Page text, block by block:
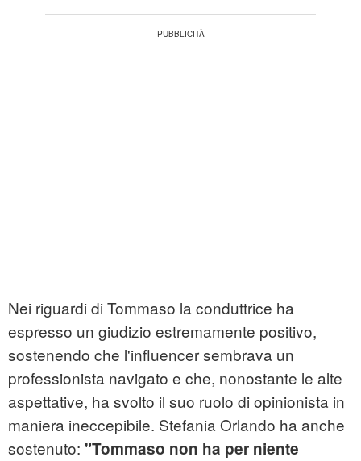
Nei riguardi di Tommaso la conduttrice ha
espresso un giudizio estremamente positivo,
sostenendo che l'influencer sembrava un
professionista navigato e che, nonostante le alte
aspettative, ha svolto il suo ruolo di opinionista in
maniera ineccepibile. Stefania Orlando ha anche
sostenuto: "Tommaso non ha per niente